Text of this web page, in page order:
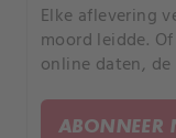
Elke aflevering
moord leidde.
online daten,
anders, maar
ABONNEER